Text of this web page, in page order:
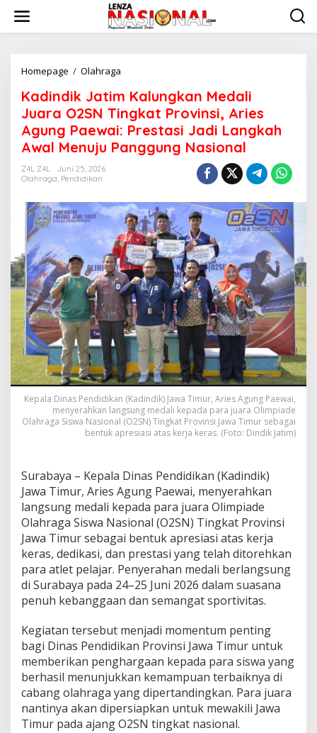
w
Homepage / Olahraga
d
i
n
d
i
i
m
K
a
l
u
n
g
k
a
n
e
d
a
l
i
J
a
O
2
S
N
T
i
n
g
a
P
r
o
v
i
n
s
i
Kadindik Jatim Kalungkan Medali
Juara O2SN Tingkat Provinsi, Aries
Agung Paewai: Prestasi Jadi Langkah
Awal Menuju Panggung Nasional
Z4L Z4L
Juni 25, 2026
Olahraga, Pendidikan
Kepala Dinas Pendidikan (Kadindik) Jawa Timur, Aries Agung Paewai,
menyerahkan langsung medali kepada para juara Olimpiade
Olahraga Siswa Nasional (O2SN) Tingkat Provinsi Jawa Timur sebagai
bentuk apresiasi atas kerja keras. (Foto: Dindik Jatim)
Surabaya – Kepala Dinas Pendidikan (Kadindik)
Jawa Timur, Aries Agung Paewai, menyerahkan
langsung medali kepada para juara Olimpiade
Olahraga Siswa Nasional (O2SN) Tingkat Provinsi
Jawa Timur sebagai bentuk apresiasi atas kerja
keras, dedikasi, dan prestasi yang telah ditorehkan
para atlet pelajar. Penyerahan medali berlangsung
di Surabaya pada 24–25 Juni 2026 dalam suasana
penuh kebanggaan dan semangat sportivitas.
Kegiatan tersebut menjadi momentum penting
bagi Dinas Pendidikan Provinsi Jawa Timur untuk
memberikan penghargaan kepada para siswa yang
berhasil menunjukkan kemampuan terbaiknya di
cabang olahraga yang dipertandingkan. Para juara
nantinya akan dipersiapkan untuk mewakili Jawa
Timur pada ajang O2SN tingkat nasional.